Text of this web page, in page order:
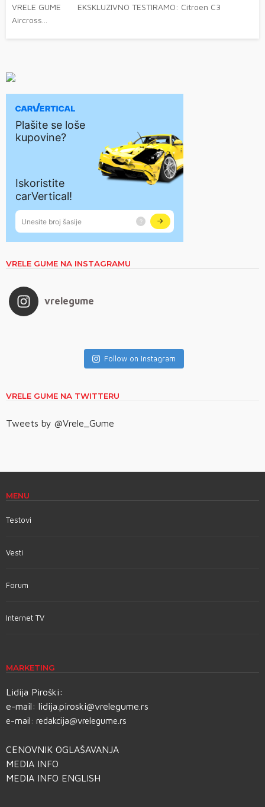
VRELE GUME EKSKLUZIVNO TESTIRAMO: Citroen C3
Aircross...
VRELE GUME NA INSTAGRAMU
vrelegume
Follow on Instagram
VRELE GUME NA TWITTERU
Tweets by @Vrele_Gume
MENU
Testovi
Vesti
Forum
Internet TV
MARKETING
Lidija Piroški:
e-mail: lidija.piroski@vrelegume.rs
e-mail: redakcija@vrelegume.rs
CENOVNIK OGLAŠAVANJA
MEDIA INFO
MEDIA INFO ENGLISH